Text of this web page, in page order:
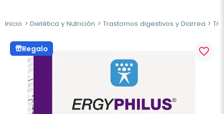
Inicio Dietética y Nutrición Trastornos digestivos y Diarrea
Regalo favorite_border